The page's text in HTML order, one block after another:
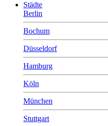
Städte
Berlin
Bochum
Düsseldorf
Hamburg
Köln
München
Stuttgart